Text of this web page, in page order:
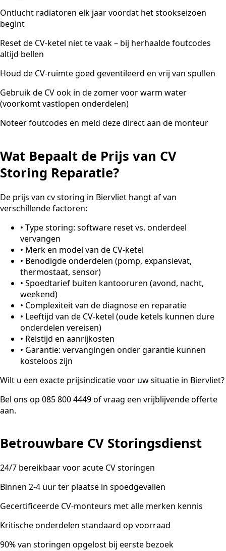
Ontlucht radiatoren elk jaar voordat het stookseizoen
begint
Reset de CV-ketel niet te vaak – bij herhaalde foutcodes
altijd bellen
Houd de CV-ruimte goed geventileerd en vrij van spullen
Gebruik de CV ook in de zomer voor warm water
(voorkomt vastlopen onderdelen)
Noteer foutcodes en meld deze direct aan de monteur
Wat Bepaalt de Prijs van CV
Storing Reparatie?
De prijs van cv storing in Biervliet hangt af van
verschillende factoren:
• Type storing: software reset vs. onderdeel
vervangen
• Merk en model van de CV-ketel
• Benodigde onderdelen (pomp, expansievat,
thermostaat, sensor)
• Spoedtarief buiten kantooruren (avond, nacht,
weekend)
• Complexiteit van de diagnose en reparatie
• Leeftijd van de CV-ketel (oude ketels kunnen dure
onderdelen vereisen)
• Reistijd en aanrijkosten
• Garantie: vervangingen onder garantie kunnen
kosteloos zijn
Wilt u een exacte prijsindicatie voor uw situatie in Biervliet?
Bel ons op 085 800 4449 of vraag een vrijblijvende offerte
aan.
Betrouwbare CV Storingsdienst
24/7 bereikbaar voor acute CV storingen
Binnen 2-4 uur ter plaatse in spoedgevallen
Gecertificeerde CV-monteurs met alle merken kennis
Kritische onderdelen standaard op voorraad
90% van storingen opgelost bij eerste bezoek